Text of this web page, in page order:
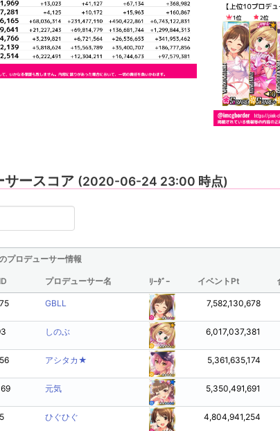
サースコア (2020-06-24 23:00 時点)
プロデューサー情報
プロデューサー名 ﾘｰﾀﾞｰ イベントPt
GBLL 7,582,130,678
しのぶ 6,017,037,381
アシタカ★ 5,361,635,174
元気 5,350,491,691
ひぐひぐ 4,804,941,254